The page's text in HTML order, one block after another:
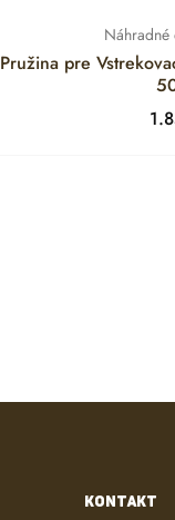
Náhradné
Pružina pre
KONTAKT